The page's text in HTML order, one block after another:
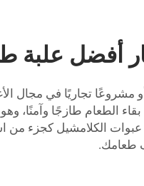
أفضل علبة
مشروعًا تجاريًا في مجال
الطعام طازجًا وآمنًا،
الكلامشيل كجزء من
طعامك.